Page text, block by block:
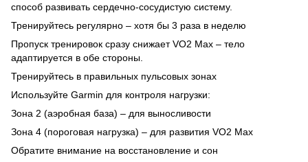
способ развивать сердечно-сосудистую систему.
Тренируйтесь регулярно – хотя бы 3 раза в неделю
Пропуск тренировок сразу снижает VO2 Max – тело
адаптируется в обе стороны.
Тренируйтесь в правильных пульсовых зонах
Используйте Garmin для контроля нагрузки:
Зона 2 (аэробная база) – для выносливости
Зона 4 (пороговая нагрузка) – для развития VO2 Max
Обратите внимание на восстановление и сон